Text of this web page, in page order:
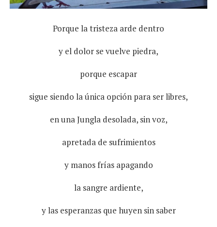
Porque la tristeza arde dentro
y el dolor se vuelve piedra,
porque escapar
sigue siendo la única opción para ser libres,
en una Jungla desolada, sin voz,
apretada de sufrimientos
y manos frías apagando
la sangre ardiente,
y las esperanzas que huyen sin saber